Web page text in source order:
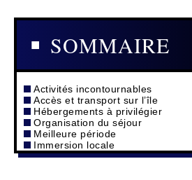
SOMMAIRE
Activités incontournables
Accès et transport sur l’île
Hébergements à privilégier
Organisation du séjour
Meilleure période
Immersion locale